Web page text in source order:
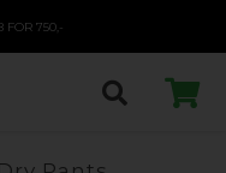
FOR 750,-